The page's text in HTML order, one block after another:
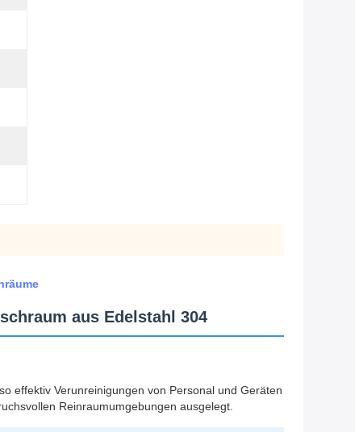
aus Edelstahl 304
effektiv Verunreinigungen von Personal und Geräten
Reinraumumgebungen ausgelegt.